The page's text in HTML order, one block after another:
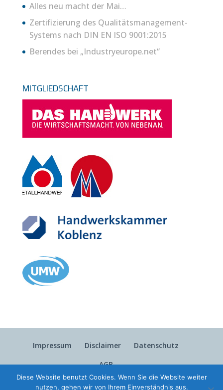
Alles neu macht der Mai…
Zertifizierung des Qualitätsmanagement-
Systems nach DIN EN ISO 9001:2015
Berendes bei „Industryeurope.net“
MITGLIEDSCHAFT
Impressum Disclaimer
Datenschutz
AGB
Diese Website benutzt Cookies. Wenn Sie die Website weiter
nutzen, gehen wir von Ihrem Einverständnis aus.